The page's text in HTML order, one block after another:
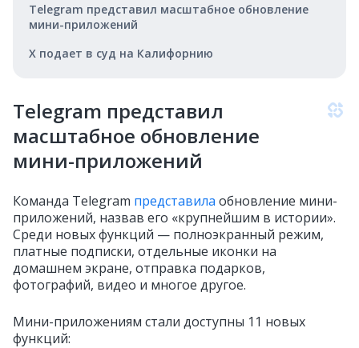
Telegram представил масштабное обновление
мини-приложений
X подает в суд на Калифорнию
Telegram представил
масштабное обновление
мини-приложений
Команда Telegram представила обновление мини-
приложений, назвав его «крупнейшим в истории».
Среди новых функций — полноэкранный режим,
платные подписки, отдельные иконки на
домашнем экране, отправка подарков,
фотографий, видео и многое другое.
Мини-приложениям стали доступны 11 новых
функций: